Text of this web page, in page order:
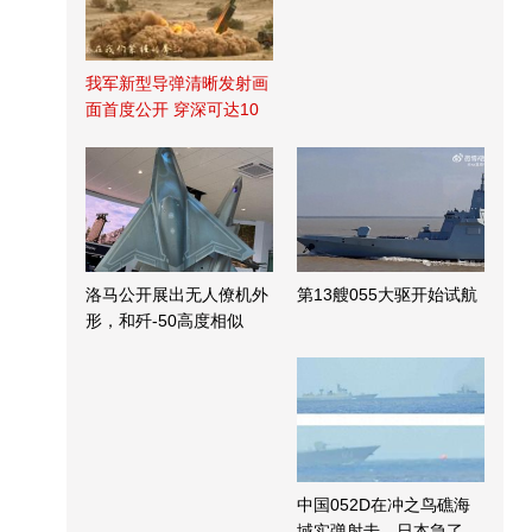
我军新型导弹清晰发射画
面首度公开 穿深可达10
洛马公开展出无人僚机外
形，和歼-50高度相似
第13艘055大驱开始试航
中国052D在冲之鸟礁海